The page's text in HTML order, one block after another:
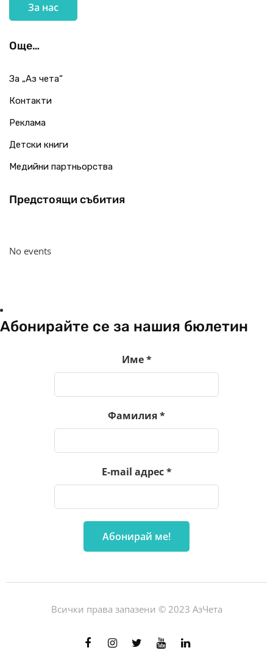
За нас
Още…
За „Аз чета“
Контакти
Реклама
Детски книги
Медийни партньорства
Предстоящи събития
No events
Абонирайте се за нашия бюлетин
Име*
Фамилия*
E-mail адрес*
Всички права запазени © 2023 АзЧета